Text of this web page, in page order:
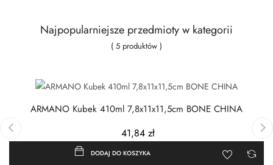
Najpopularniejsze przedmioty w kategorii
( 5 produktów )
ARMANO Kubek 410ml 7,8x11x11,5cm BONE CHINA
41,84 zł
DODAJ DO KOSZYKA